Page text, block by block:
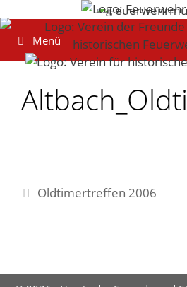
Inhalt
springenMenü
Oldtimertreffen 2006